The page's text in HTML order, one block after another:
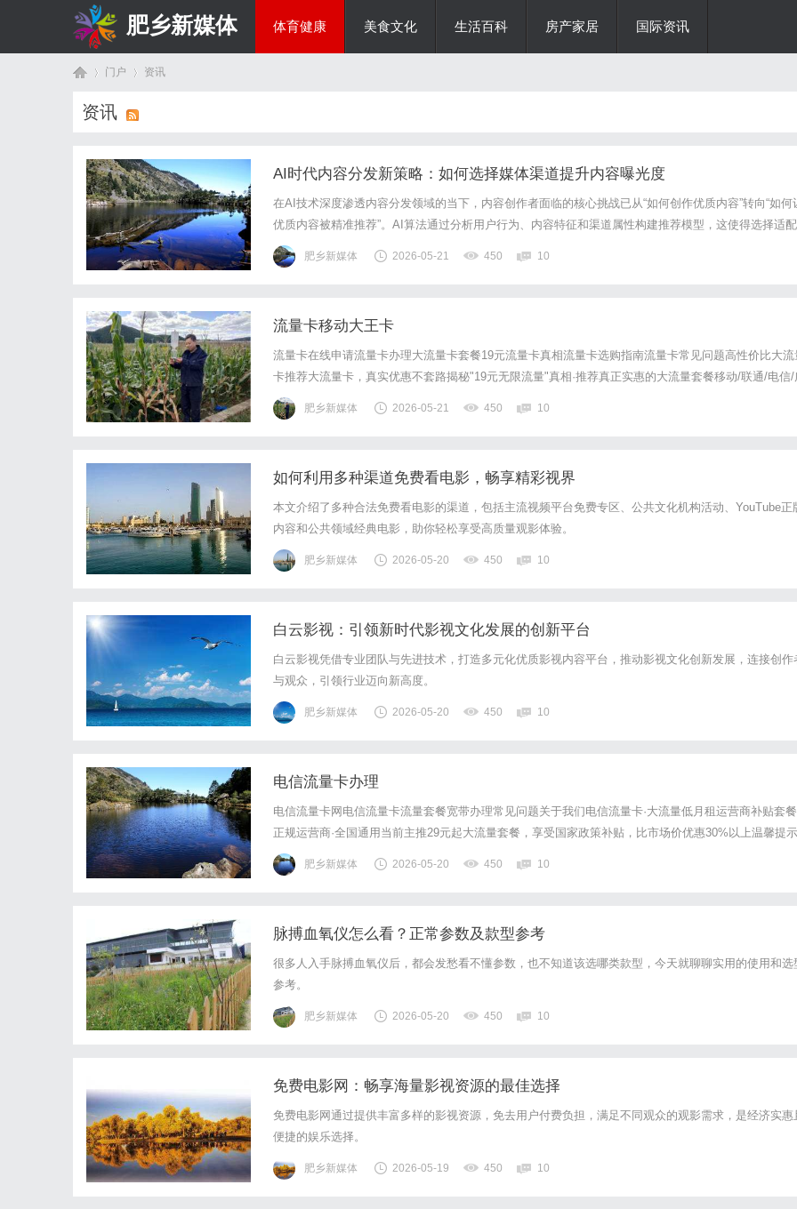
肥乡新媒体 体育健康 美食文化 生活百科 房产家居 国际资讯
门户 资讯
资讯
AI时代内容分发新策略：如何选择媒体渠道提升内容曝光度
在AI技术深度渗透内容分发领域的当下，内容创作者面临的核心挑战已从“如何创作优质内容”转向“如何
优质内容被精准推荐”。AI算法通过分析用户行为、内容特征和渠道属性构建推荐模型，这使得选择适配
的媒体渠道成为内容传播的关键环节。理解不同渠道的AI抓取机制与推荐逻辑，能帮助创作者突破信息
房，实现内容价值的最大化。一、AI抓取机制与媒体渠道特性解析1、搜索引擎类...
肥乡新媒体 2026-05-21 450 10
流量卡移动大王卡
流量卡在线申请流量卡办理大流量卡套餐19元流量卡真相流量卡选购指南流量卡常见问题高性价比大流
卡推荐大流量卡，真实优惠不套路揭秘"19元无限流量"真相·推荐真正实惠的大流量套餐移动/联通/电信/
电，四大运营商权威解析了解19元真相正规运营商合作真实套餐无套路免费邮寄上门重要提示市面上宣
的"19元无限流量卡"均为营销噱头，实为话费补贴叠加效果，真实套餐价格...
肥乡新媒体 2026-05-21 450 10
如何利用多种渠道免费看电影，畅享精彩视界
本文介绍了多种合法免费看电影的渠道，包括主流视频平台免费专区、公共文化机构活动、YouTube正
内容和公共领域经典电影，助你轻松享受高质量观影体验。
肥乡新媒体 2026-05-20 450 10
白云影视：引领新时代影视文化发展的创新平台
白云影视凭借专业团队与先进技术，打造多元化优质影视内容平台，推动影视文化创新发展，连接创作
与观众，引领行业迈向新高度。
肥乡新媒体 2026-05-20 450 10
电信流量卡办理
电信流量卡网电信流量卡流量套餐宽带办理常见问题关于我们电信流量卡·大流量低月租运营商补贴套餐
正规运营商·全国通用当前主推29元起大流量套餐，享受国家政策补贴，比市场价优惠30%以上温馨提示
网络上宣传的"19元无限流量"为虚假信息，请认准正规渠道热销套餐¥29/月起50GB以上通用流量全国无
漫游免费来电显示正规运营商出品全国包邮到家重要说明：市面上流传的"1...
肥乡新媒体 2026-05-20 450 10
脉搏血氧仪怎么看？正常参数及款型参考
很多人入手脉搏血氧仪后，都会发愁看不懂参数，也不知道该选哪类款型，今天就聊聊实用的使用和选
参考。
肥乡新媒体 2026-05-20 450 10
免费电影网：畅享海量影视资源的最佳选择
免费电影网通过提供丰富多样的影视资源，免去用户付费负担，满足不同观众的观影需求，是经济实惠
便捷的娱乐选择。
肥乡新媒体 2026-05-19 450 10